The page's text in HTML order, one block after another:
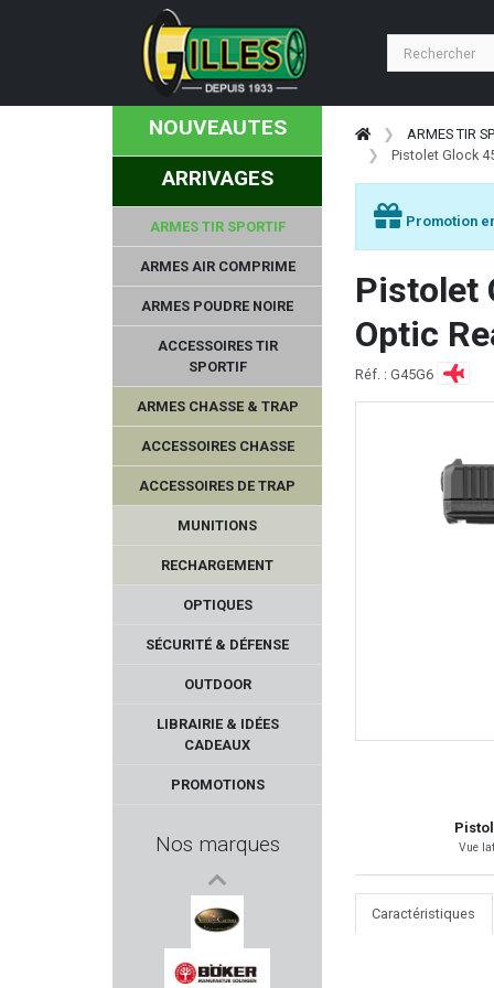
NOUVEAUTES
ARRIVAGES
ARMES TIR SPORTIF
ARMES AIR COMPRIME
ARMES POUDRE NOIRE
ACCESSOIRES TIR
SPORTIF
ARMES CHASSE & TRAP
ACCESSOIRES CHASSE
ACCESSOIRES DE TRAP
MUNITIONS
RECHARGEMENT
OPTIQUES
SÉCURITÉ & DÉFENSE
OUTDOOR
LIBRAIRIE & IDÉES
CADEAUX
PROMOTIONS
Nos marques
ELEY
VERNEY CARRON
ARMES TIR
Pistolet Glock
Promotion
Pistolet
Optic
Réf. : G45G6
Vue
Caractéristiques